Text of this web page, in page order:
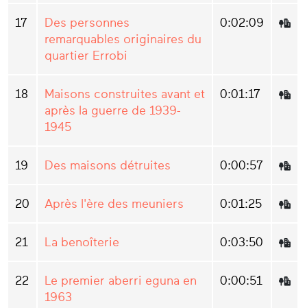
17
Des personnes
remarquables originaires du
quartier Errobi
0:02:09
18
Maisons construites avant et
après la guerre de 1939-
1945
0:01:17
19 Des maisons détruites 0:00:57
20 Après l'ère des meuniers 0:01:25
21 La benoîterie 0:03:50
22
Le premier aberri eguna en
1963
0:00:51